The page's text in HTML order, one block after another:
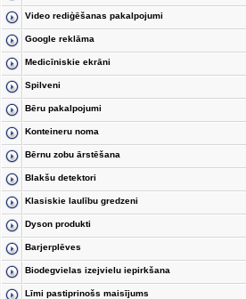
Video rediģēšanas pakalpojumi
Google reklāma
Medicīniskie ekrāni
Spilveni
Bēru pakalpojumi
Konteineru noma
Bērnu zobu ārstēšana
Blakšu detektori
Klasiskie laulību gredzeni
Dyson produkti
Barjerplēves
Biodegvielas izejvielu iepirkšana
Līmi pastiprinošs maisījums